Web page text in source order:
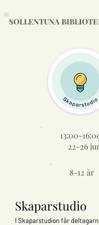
SOLLENTUNA
13:00-
22-26
8-12 år
Skaparstudio
I Skaparstudion får